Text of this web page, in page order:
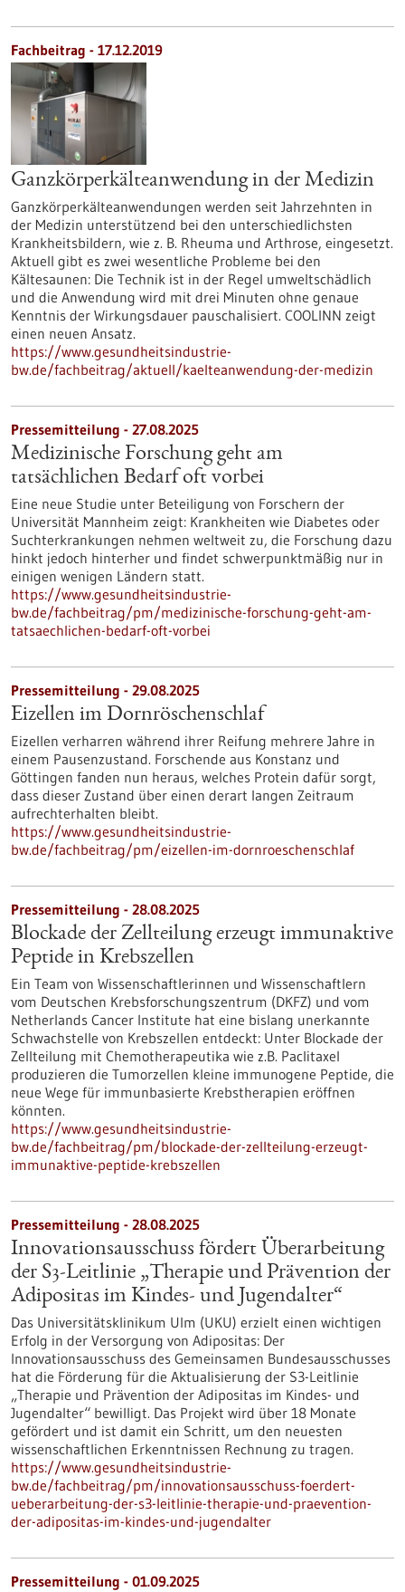
Fachbeitrag - 17.12.2019
Ganzkörperkälteanwendung in der Medizin
Ganzkörperkälteanwendungen werden seit Jahrzehnten in
der Medizin unterstützend bei den unterschiedlichsten
Krankheitsbildern, wie z. B. Rheuma und Arthrose, eingesetzt.
Aktuell gibt es zwei wesentliche Probleme bei den
Kältesaunen: Die Technik ist in der Regel umweltschädlich
und die Anwendung wird mit drei Minuten ohne genaue
Kenntnis der Wirkungsdauer pauschalisiert. COOLINN zeigt
einen neuen Ansatz.
https://www.gesundheitsindustrie-
bw.de/fachbeitrag/aktuell/kaelteanwendung-der-medizin
Pressemitteilung - 27.08.2025
Medizinische Forschung geht am
tatsächlichen Bedarf oft vorbei
Eine neue Studie unter Beteiligung von Forschern der
Universität Mannheim zeigt: Krankheiten wie Diabetes oder
Suchterkrankungen nehmen weltweit zu, die Forschung dazu
hinkt jedoch hinterher und findet schwerpunktmäßig nur in
einigen wenigen Ländern statt.
https://www.gesundheitsindustrie-
bw.de/fachbeitrag/pm/medizinische-forschung-geht-am-
tatsaechlichen-bedarf-oft-vorbei
Pressemitteilung - 29.08.2025
Eizellen im Dornröschenschlaf
Eizellen verharren während ihrer Reifung mehrere Jahre in
einem Pausenzustand. Forschende aus Konstanz und
Göttingen fanden nun heraus, welches Protein dafür sorgt,
dass dieser Zustand über einen derart langen Zeitraum
aufrechterhalten bleibt.
https://www.gesundheitsindustrie-
bw.de/fachbeitrag/pm/eizellen-im-dornroeschenschlaf
Pressemitteilung - 28.08.2025
Blockade der Zellteilung erzeugt immunaktive
Peptide in Krebszellen
Ein Team von Wissenschaftlerinnen und Wissenschaftlern
vom Deutschen Krebsforschungszentrum (DKFZ) und vom
Netherlands Cancer Institute hat eine bislang unerkannte
Schwachstelle von Krebszellen entdeckt: Unter Blockade der
Zellteilung mit Chemotherapeutika wie z.B. Paclitaxel
produzieren die Tumorzellen kleine immunogene Peptide, die
neue Wege für immunbasierte Krebstherapien eröffnen
könnten.
https://www.gesundheitsindustrie-
bw.de/fachbeitrag/pm/blockade-der-zellteilung-erzeugt-
immunaktive-peptide-krebszellen
Pressemitteilung - 28.08.2025
Innovationsausschuss fördert Überarbeitung
der S3-​Leitlinie „Therapie und Prävention der
Adipositas im Kindes-​ und Jugendalter“
Das Universitätsklinikum Ulm (UKU) erzielt einen wichtigen
Erfolg in der Versorgung von Adipositas: Der
Innovationsausschuss des Gemeinsamen Bundesausschusses
hat die Förderung für die Aktualisierung der S3-​Leitlinie
„Therapie und Prävention der Adipositas im Kindes-​ und
Jugendalter“ bewilligt. Das Projekt wird über 18 Monate
gefördert und ist damit ein Schritt, um den neuesten
wissenschaftlichen Erkenntnissen Rechnung zu tragen.
https://www.gesundheitsindustrie-
bw.de/fachbeitrag/pm/innovationsausschuss-foerdert-
ueberarbeitung-der-s3-leitlinie-therapie-und-praevention-
der-adipositas-im-kindes-und-jugendalter
Pressemitteilung - 01.09.2025